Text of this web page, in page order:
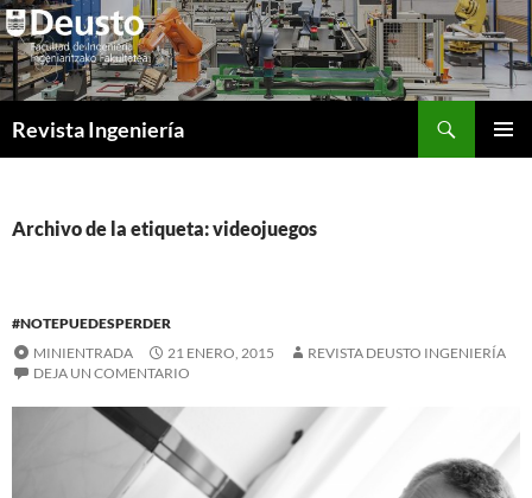
Saltar
al
contenido
Revista Ingeniería
Archivo de la etiqueta: videojuegos
#NOTEPUEDESPERDER
MINIENTRADA
21 ENERO, 2015
REVISTA DEUSTO INGENIERÍA
DEJA UN COMENTARIO